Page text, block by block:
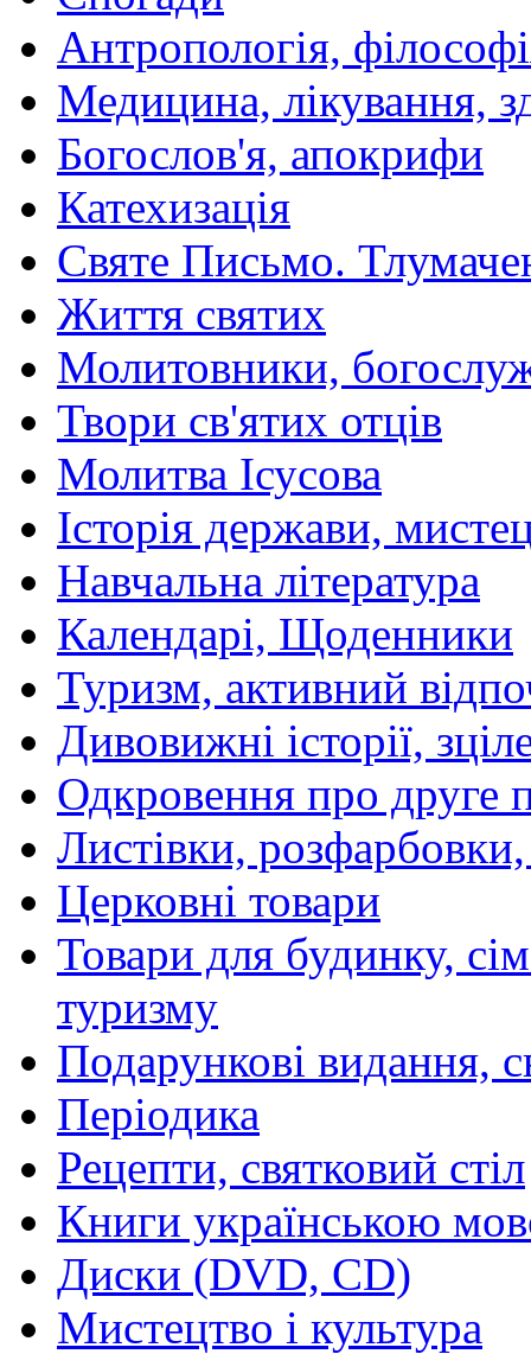
Антропологія,
Медицина, лікування,
Богослов'я, апокрифи
Катехизація
Святе Письмо.
Життя святих
Молитовники,
Твори св'ятих отців
Молитва Ісусова
Історія держави,
Навчальна література
Календарі, Щоденники
Туризм, активний
Дивовижні історії,
Одкровення про друге
Листівки,
Церковні товари
Товари для будинку,
туризму
Подарункові видання,
Періодика
Рецепти, святковий стіл
Книги українською
Диски (DVD, CD)
Мистецтво і культура